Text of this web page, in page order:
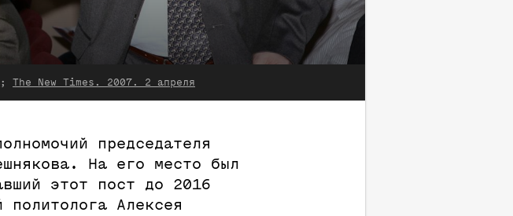
; The New Times. 2007. 2 апреля
председателя
На его место был
этот пост до 2016
Алексея